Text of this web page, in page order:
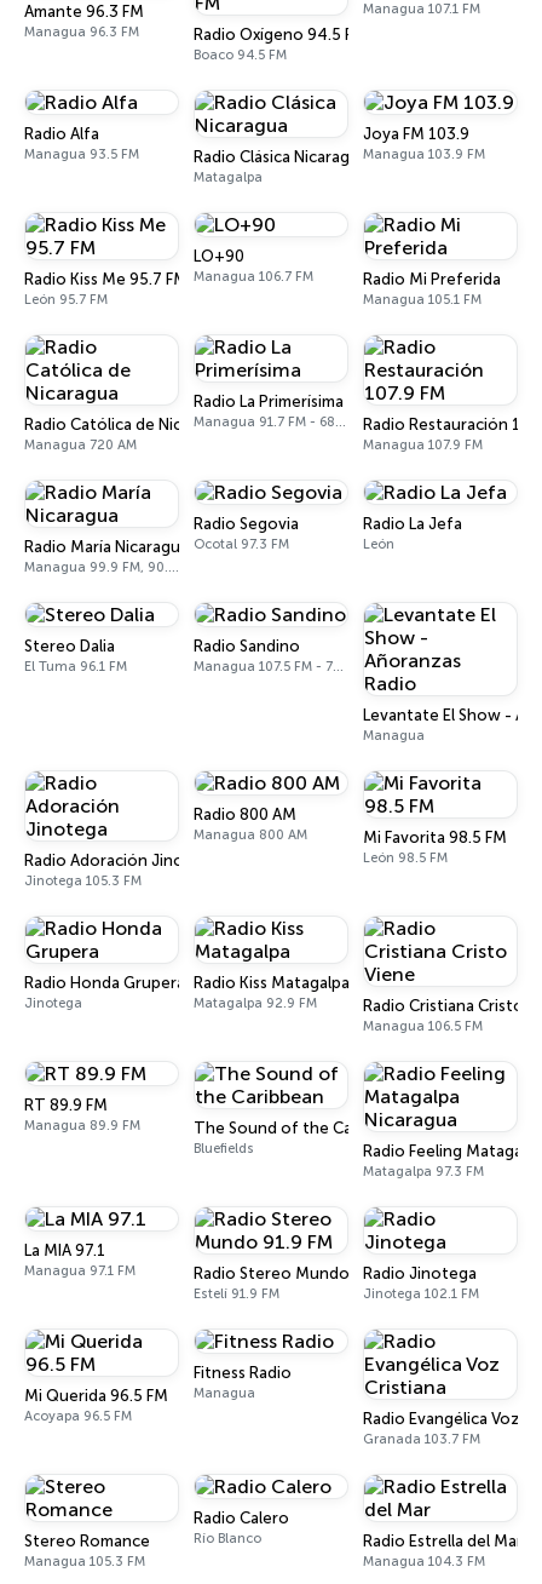
Amante 96.3 FM
Managua 96.3 FM Radio Oxígeno 94.5 FM
Boaco 94.5 FM
Managua 107.1 FM
Radio Alfa
Managua 93.5 FM Radio Clásica Nicaragua
Matagalpa
Joya FM 103.9
Managua 103.9 FM
Radio Kiss Me 95.7 FM
León 95.7 FM
LO+90
Managua 106.7 FM Radio Mi Preferida
Managua 105.1 FM
Radio Católica de Nicaragua
Managua 720 AM
Radio La Primerísima
Managua 91.7 FM - 680 AM Radio Restauración
Managua 107.9 FM
Radio María Nicaragua
Managua 99.9 FM, 90.7 FM, 1400 AM
Radio Segovia
Ocotal 97.3 FM
Radio La Jefa
León
Stereo Dalia
El Tuma 96.1 FM
Radio Sandino
Managua 107.5 FM - 740 AM
Levantate El Show -
Managua
Radio Adoración Jinotega
Jinotega 105.3 FM
Radio 800 AM
Managua 800 AM Mi Favorita 98.5 FM
León 98.5 FM
Radio Honda Grupera
Jinotega
Radio Kiss Matagalpa
Matagalpa 92.9 FM Radio Cristiana Cristo
Managua 106.5 FM
RT 89.9 FM
Managua 89.9 FM The Sound of the Caribbean
Bluefields Radio Feeling
Matagalpa 97.3 FM
La MIA 97.1
Managua 97.1 FM Radio Stereo Mundo 91.9 FM
Estelí 91.9 FM
Radio Jinotega
Jinotega 102.1 FM
Mi Querida 96.5 FM
Acoyapa 96.5 FM
Fitness Radio
Managua
Radio Evangélica Voz
Granada 103.7 FM
Stereo Romance
Managua 105.3 FM
Radio Calero
Río Blanco Radio Estrella del Mar
Managua 104.3 FM